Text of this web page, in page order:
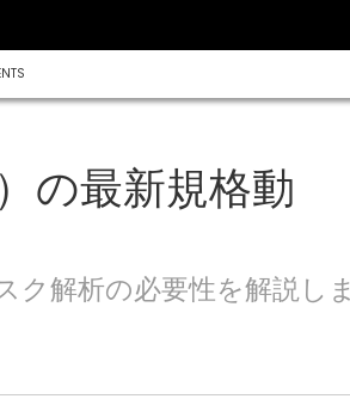
の最新規格動
ク解析の必要性を解説しま